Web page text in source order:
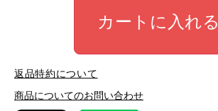
カートに入れる
返品特約について
商品についてのお問い合わせ